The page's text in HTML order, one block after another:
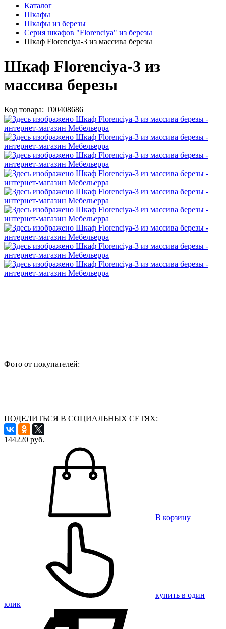
Каталог
Шкафы
Шкафы из березы
Серия шкафов "Florenciya" из березы
Шкаф Florenciya-3 из массива березы
Шкаф Florenciya-3 из
массива березы
Код товара: Т00408686
Фото от покупателей:
ПОДЕЛИТЬСЯ В СОЦИАЛЬНЫХ СЕТЯХ:
144220 руб.
В корзину
купить в один
клик